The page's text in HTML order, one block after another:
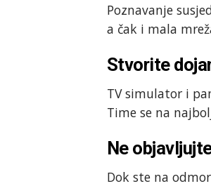
Poznavanje
a čak i mala
Stvorite
TV simulator i
Time se na
Ne
Dok ste na